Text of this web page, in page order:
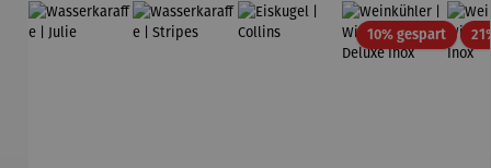
10% gespartRabatt